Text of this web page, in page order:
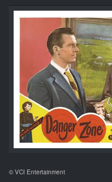
© VCI Entertainment